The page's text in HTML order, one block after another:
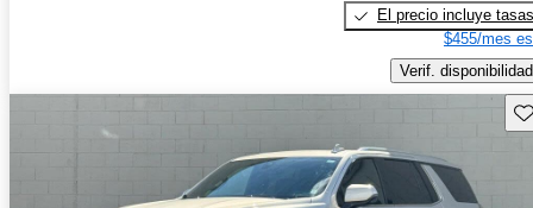
El precio incluye tasas
$455/mes
Verif. disponibilidad